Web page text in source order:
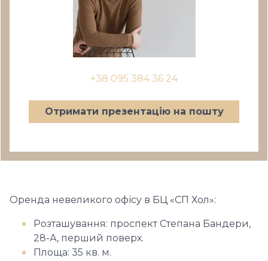
+38 095 384 36 24
Отримати презентацію на пошту
Оренда невеликого офісу в БЦ «СП Хол»:
Розташування: проспект Степана Бандери,
28-А, перший поверх.
Площа: 35 кв. м.